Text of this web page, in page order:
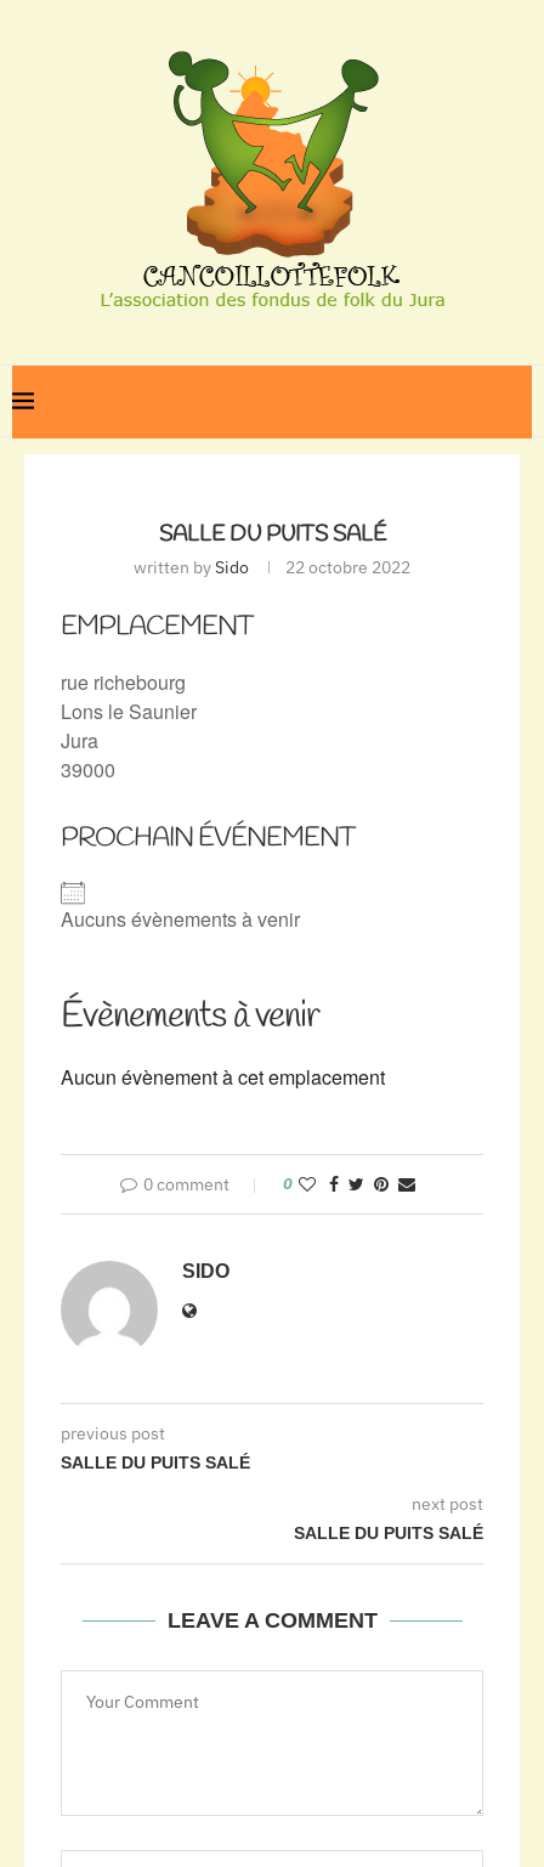
SALLE DU PUITS SALÉ
written bySido 22 octobre 2022
EMPLACEMENT
rue richebourg
Lons le Saunier
Jura
39000
PROCHAIN ÉVÉNEMENT
Aucuns évènements à venir
Évènements à venir
Aucun évènement à cet emplacement
0 comment 0
SIDO
previous post
SALLE DU PUITS SALÉ
next post
SALLE DU PUITS SALÉ
LEAVE A COMMENT